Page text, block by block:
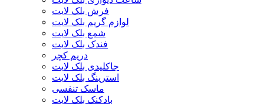
فرش بلک لایت
لوازم گریم بلک لایت
شمع بلک لایت
فندک بلک لایت
دریم کچر
جاکلیدی بلک لایت
استرینگ بلک لایت
ماسک تنفسی
بادکنک بلک لایت